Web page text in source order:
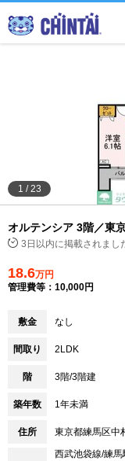
1 /23
オルテンシア 3階／東
3日以内に掲載されまし
18.6万円
管理費等：10,000円
敷金 なし
間取り 2LDK
階 3階/3階建
築年数 1年未満
住所 東京都練馬区中
西武池袋線/練